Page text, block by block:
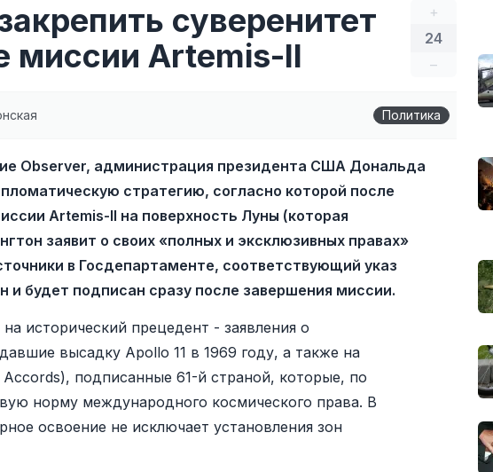
+
24
–
суверенитет
миссии Artemis-II
Политика
Observer, администрация президента США Дональда
стратегию, согласно которой после
Artemis-II на поверхность Луны (которая
заявит о своих «полных и эксклюзивных правах»
в Госдепартаменте, соответствующий указ
и будет подписан сразу после завершения миссии.
исторический прецедент - заявления о
высадку Apollo 11 в 1969 году, а также на
подписанные 61-й страной, которые, по
норму международного космического права. В
освоение не исключает установления зон